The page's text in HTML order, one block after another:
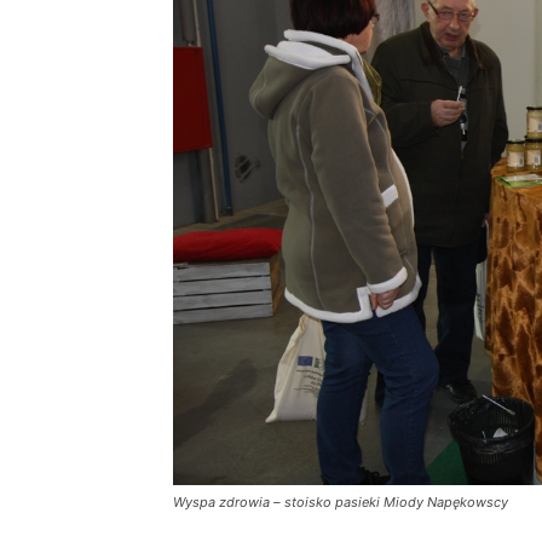
Wyspa zdrowia – stoisko pasieki Miody Napękowscy